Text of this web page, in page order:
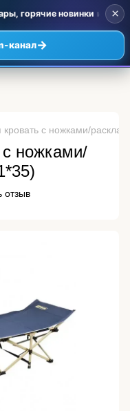
горячие новинки и
канал→
×
кровать с ножками/
с ножками/
отзыв